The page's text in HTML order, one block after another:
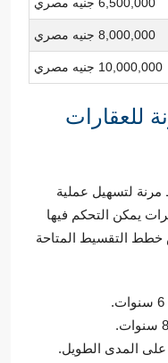
8,000,000 جنيه مصري
10,000,000 جنيه مصري
للعقارات
مرنة لتسهيل عملية
يمكن التحكم فيها
خطط التقسيط المتاحة
على المدى الطويل.